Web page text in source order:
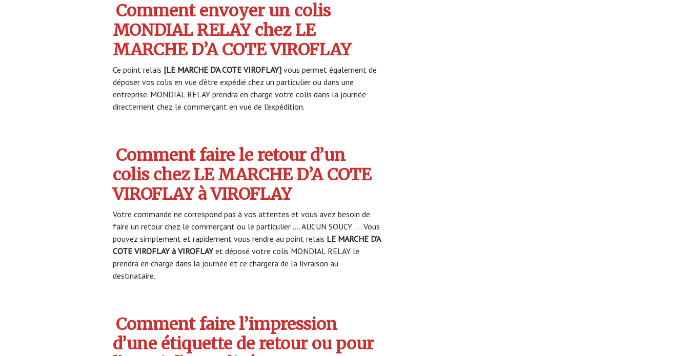
Comment envoyer un colis
MONDIAL RELAY chez LE
MARCHE D’A COTE VIROFLAY
Ce point relais [LE MARCHE D’A COTE VIROFLAY] vous permet également de
déposer vos colis en vue d’être expédié chez un particulier ou dans une
entreprise. MONDIAL RELAY prendra en charge votre colis dans la journée
directement chez le commerçant en vue de l’expédition.
Comment faire le retour d’un
colis chez LE MARCHE D’A COTE
VIROFLAY à VIROFLAY
Votre commande ne correspond pas à vos attentes et vous avez besoin de
faire un retour chez le commerçant ou le particulier …. AUCUN SOUCY …. Vous
pouvez simplement et rapidement vous rendre au point relais LE MARCHE D’A
COTE VIROFLAY à VIROFLAYet déposé votre colis MONDIAL RELAY le
prendra en charge dans la journée et ce chargera de la livraison au
destinataire.
Comment faire l’impression
d’une étiquette de retour ou pour